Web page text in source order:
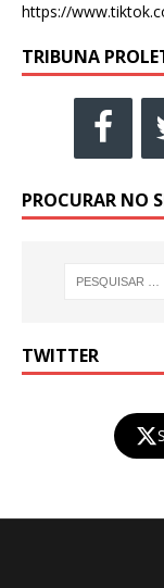
https://
TRIBUNA
PROCURAR NO
TWITTER